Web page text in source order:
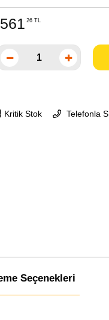
561 26 TL
Kritik Stok Telefonla
Seçenekleri